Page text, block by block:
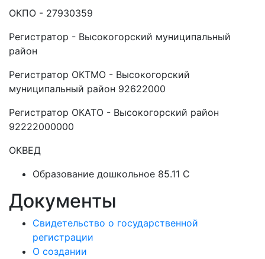
ОКПО - 27930359
Регистратор - Высокогорский муниципальный
район
Регистратор ОКТМО - Высокогорский
муниципальный район 92622000
Регистратор ОКАТО - Высокогорский район
92222000000
ОКВЕД
Образование дошкольное 85.11 C
Документы
Свидетельство о государственной
регистрации
О создании